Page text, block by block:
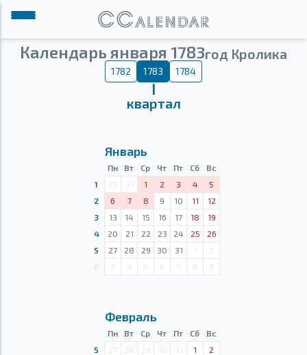
Календарь января 1783год Кролика
1782 1783 1784
Ⅰ
квартал
Январь
Пн Вт Ср Чт Пт Сб
Вс
1
30 31 1 2 3 4
5
2
6 7 8 9 10 11
12
3
13 14 15 16 17 18
19
4
20 21 22 23 24 25
26
5
27 28 29 30 31 1
2
3 4 5 6 7 8 9
Февраль
Пн Вт Ср Чт Пт Сб
Вс
5
27 28 29 30 31 1
2